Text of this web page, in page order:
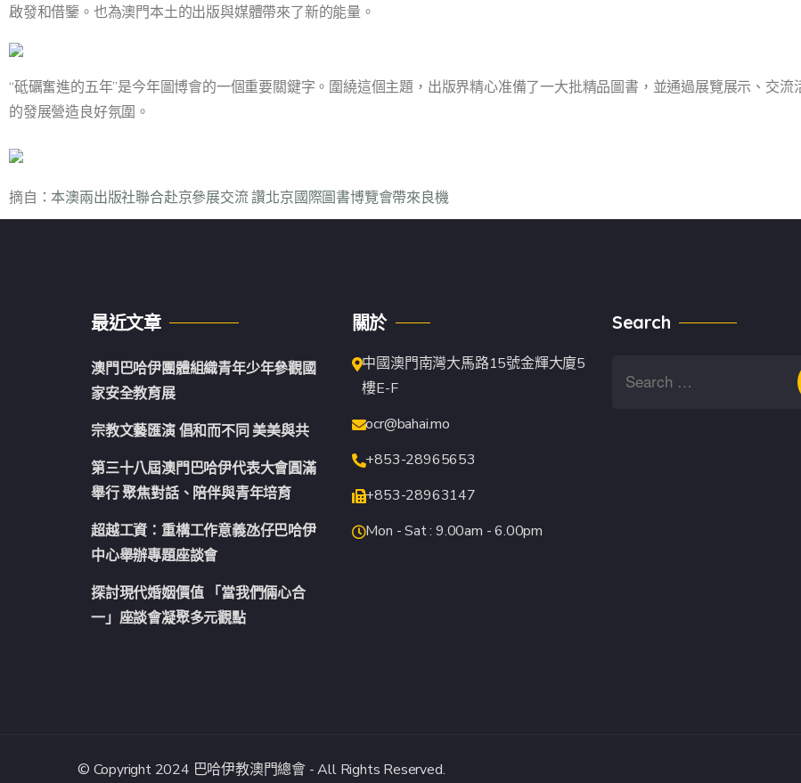
啟發和借鑒。也為澳門本土的出版與媒體帶來了新的能量。
“砥礪奮進的五年”是今年圖博會的一個重要關鍵字。圍繞這個主題，出版界精心准備了一大批精品圖書，並通過展覽展示、交
的發展營造良好氛圍。
摘自：本澳兩出版社聯合赴京參展交流 讚北京國際圖書博覽會帶來良機
最近文章
澳門巴哈伊團體組織青年少年參觀國
家安全教育展
宗教文藝匯演 倡和而不同 美美與共
第三十八屆澳門巴哈伊代表大會圓滿
舉行 聚焦對話、陪伴與青年培育
超越工資：重構工作意義氹仔巴哈伊
中心舉辦專題座談會
探討現代婚姻價值 「當我們倆心合
一」座談會凝聚多元觀點
關於
中國澳門南灣大馬路15號金輝大廈5
樓E-F
ocr@bahai.mo
+853-28965653
+853-28963147
Mon - Sat : 9.00am - 6.00pm
Search
© Copyright 2024 巴哈伊教澳門總會 - All Rights Reserved.